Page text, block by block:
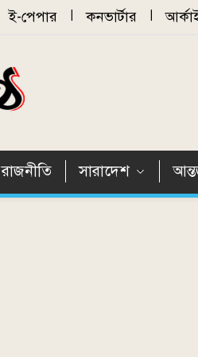
ই-পেপার কনভার্টার
রাজনীতি সারাদেশ